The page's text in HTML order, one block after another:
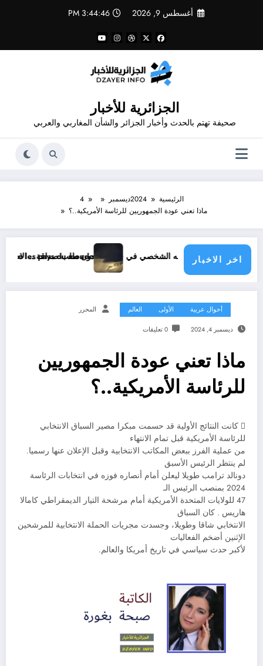
أغسطس 9, 2026 3:44:46 PM
الجزائرية للأخبار
صحيفة تهتم بالحدث وأخبار الجزائر والشأن المغاربي والعربي
الرئيسية 2024ديسمبر
4
ماذا تعني عودة الجمهوريين للرئاسة الأمريكية..؟
اخر الاخبار
دون طلب صداقة .. الاطلاع على محتوى صفحة شخص اغلق ملفه الشخصي في فيسبوك دون طلب صداقة
menace les pays du monde
أحوال عربية الأولى العالم المحرر
ديسمبر 4, 2024 0 تعليقات
ماذا تعني عودة الجمهوريين
للرئاسة الأمريكية..؟
 كانت النتائج الأولية قد حسمت مبكرا مصير السباق الانتخابي
للرئاسة الأمريكية قبل تمام الانتهاء
من عملية الفرز ببعض المكاتب الانتخابية وقبل الإعلان عنها رسميا.
لم ينتظر الرئيس الأسبق
دونالد ترامب طويلا ليعلن أمام أنصاره فوزه في انتخابات الرئاسة
2024 بمنصب الرئيس الـ
47 للولايات المتحدة الأمريكية أمام مرشحة التيار الديمقراطي كامالا
هاريس . كان السباق
الانتخابي شاقا وطويلا، وجسدت مجريات الحملة الانتخابية للمرشحين
الإثنين أضخم الفعاليات
لأكبر حدث سياسي في تاريخ أمريكا والعالم.